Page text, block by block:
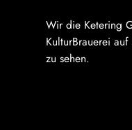
Wir die Ketering
KulturBrauerei
zu sehen.